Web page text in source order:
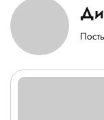
Список